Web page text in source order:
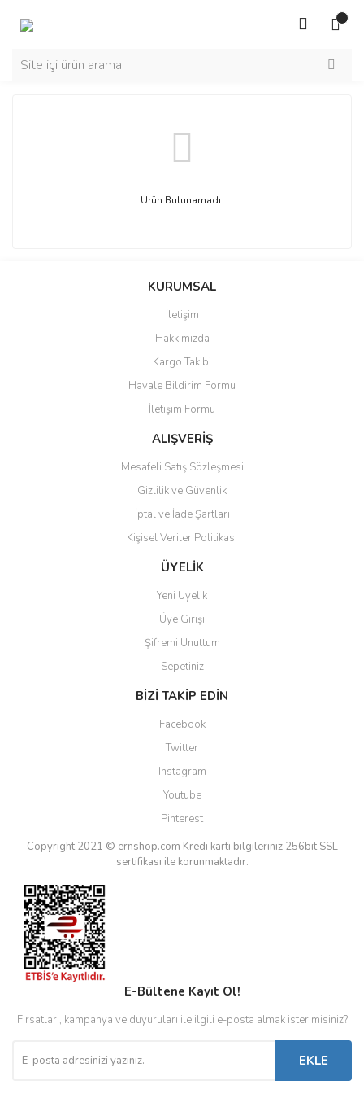
Ürün Bulunamadı.
KURUMSAL
İletişim
Hakkımızda
Kargo Takibi
Havale Bildirim Formu
İletişim Formu
ALIŞVERİŞ
Mesafeli Satış Sözleşmesi
Gizlilik ve Güvenlik
İptal ve İade Şartları
Kişisel Veriler Politikası
ÜYELİK
Yeni Üyelik
Üye Girişi
Şifremi Unuttum
Sepetiniz
BİZİ TAKİP EDİN
Facebook
Twitter
Instagram
Youtube
Pinterest
Copyright 2021 © ernshop.com Kredi kartı bilgileriniz 256bit SSL
sertifikası ile korunmaktadır.
E-Bültene Kayıt Ol!
Fırsatları, kampanya ve duyuruları ile ilgili e-posta almak ister misiniz?
EKLE